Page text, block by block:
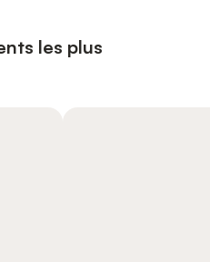
les plus